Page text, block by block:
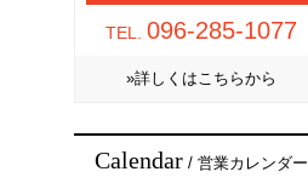
TEL. 096-285-1077
»詳しくはこちらから
Calendar / 営業カレンダー